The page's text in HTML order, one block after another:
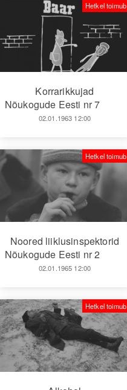
Korrarikkujad
Nõukogude Eesti nr 7
02.01.1963 12:00
Hetkel toimub
Noored liiklusinspektorid
Nõukogude Eesti nr 2
02.01.1965 12:00
Hetkel toimub
Hetkel toimub